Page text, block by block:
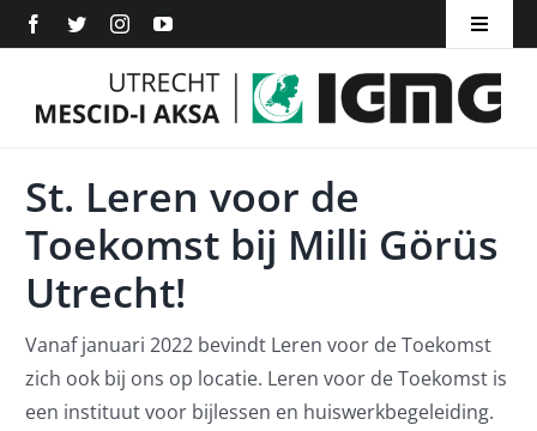
naar
Toggle
Inschrijven
ANBI
Word Lid
Aanmelden
St. Leren voor de
Toekomst bij Milli Görüs
Utrecht!
Vanaf januari 2022 bevindt Leren voor de Toekomst
zich ook bij ons op locatie. Leren voor de Toekomst is
een instituut voor bijlessen en huiswerkbegeleiding.